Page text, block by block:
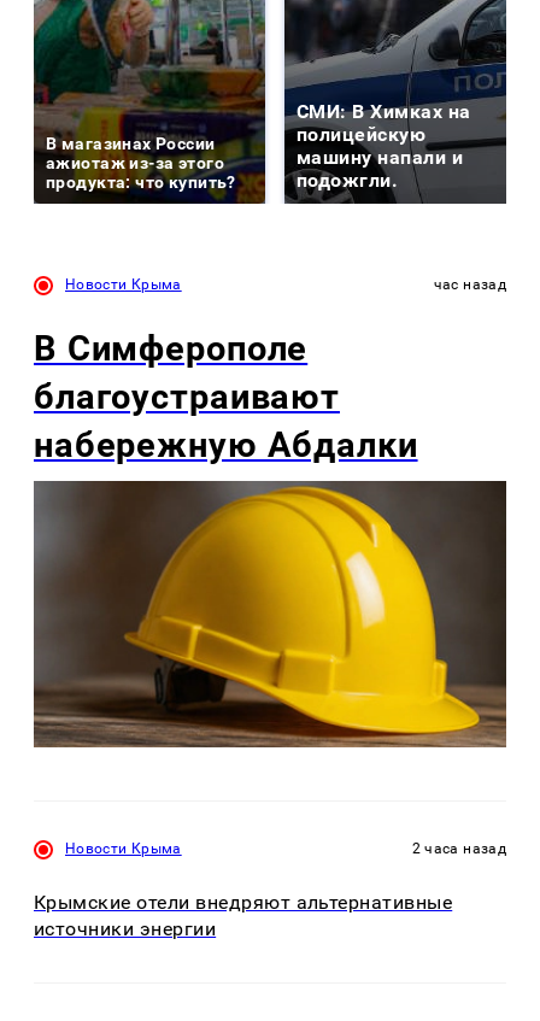
В магазинах России
ажиотаж из-за этого
продукта: что купить?
СМИ: В Химках на
полицейскую
машину напали и
подожгли.
Новости Крыма час назад
В Симферополе
благоустраивают
набережную Абдалки
Новости Крыма 2 часа назад
Крымские отели внедряют альтернативные
источники энергии